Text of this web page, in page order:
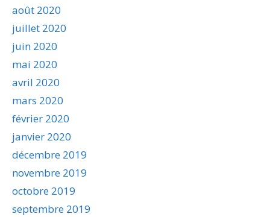
août 2020
juillet 2020
juin 2020
mai 2020
avril 2020
mars 2020
février 2020
janvier 2020
décembre 2019
novembre 2019
octobre 2019
septembre 2019